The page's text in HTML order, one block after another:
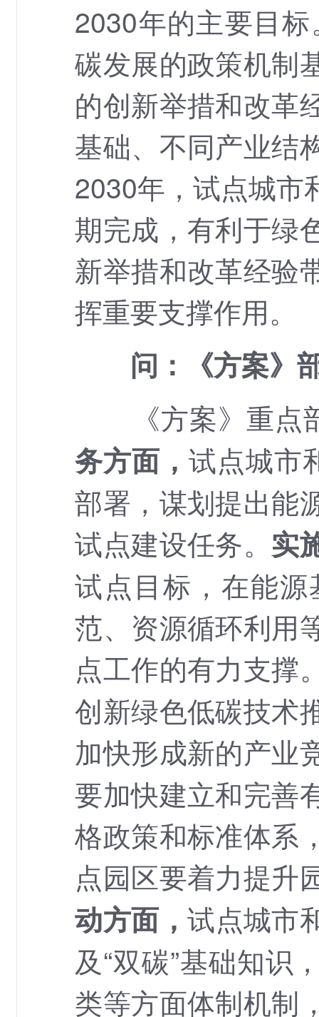
2030年的主要目
碳发展的政策机制
的创新举措和改革
基础、不同产业结
2030年，试点城市
期完成，有利于绿
新举措和改革经验
挥重要支撑作用。
问：《方案》
《方案》重点
务方面，试点城市
部署，谋划提出能
试点建设任务。 实
试点目标，在能
范、资源循环利用
点工作的有力支撑
创新绿色低碳技术
加快形成新的产业
要加快建立和完善
格政策和标准体系
点园区要着力提升
动方面，试点城市
及“双碳”基础知识
类等方面体制机制